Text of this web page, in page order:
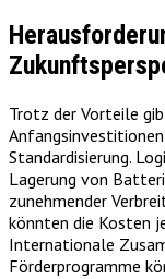
Trotz der Vorteile
Standardisierung.
Lagerung von
zunehmender
könnten die Kosten
Internationale
Förderprogramme